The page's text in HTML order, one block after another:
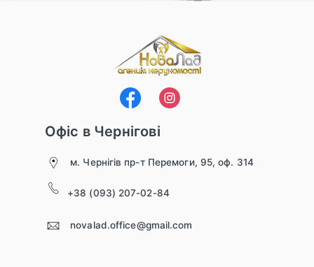
Офіс в Чернігові
м. Чернігів пр-т Перемоги, 95, оф. 314
+38 (093) 207-02-84
novalad.office@gmail.com